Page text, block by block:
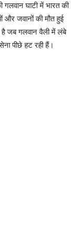
गलवान घाटी में भारत की
जवानों की मौत हुई
जब गलवान वैली में लंबे
पीछे हट रही हैं।